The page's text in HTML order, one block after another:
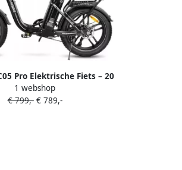
Pro Elektrische Fiets – 20
250W Motor 36V 13Ah
Bereik 7-Speed Shi o –
1 webshop
€ 799,-€ 789,-